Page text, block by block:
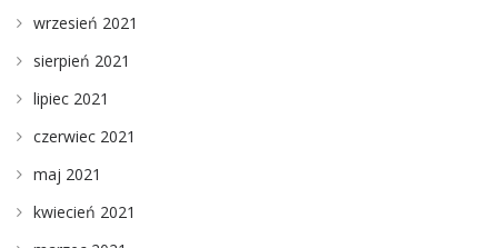
wrzesień 2021
sierpień 2021
lipiec 2021
czerwiec 2021
maj 2021
kwiecień 2021